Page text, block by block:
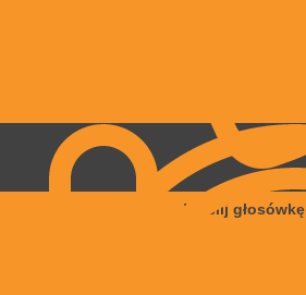
Wyślij głosówkę